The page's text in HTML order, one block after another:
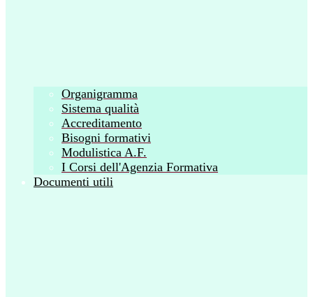
Organigramma
Sistema qualità
Accreditamento
Bisogni formativi
Modulistica A.F.
I Corsi dell'Agenzia Formativa
Documenti utili